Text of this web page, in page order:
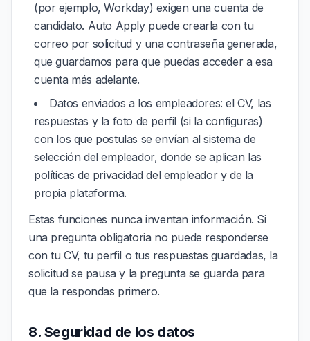
(por ejemplo, Workday) exigen una cuenta de
candidato. Auto Apply puede crearla con tu
correo por solicitud y una contraseña generada,
que guardamos para que puedas acceder a esa
cuenta más adelante.
Datos enviados a los empleadores: el CV, las
respuestas y la foto de perfil (si la configuras)
con los que postulas se envían al sistema de
selección del empleador, donde se aplican las
políticas de privacidad del empleador y de la
propia plataforma.
Estas funciones nunca inventan información. Si
una pregunta obligatoria no puede responderse
con tu CV, tu perfil o tus respuestas guardadas, la
solicitud se pausa y la pregunta se guarda para
que la respondas primero.
8. Seguridad de los datos